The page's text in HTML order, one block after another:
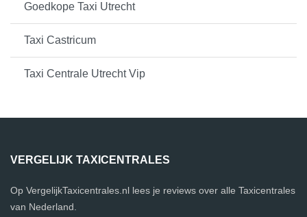
Goedkope Taxi Utrecht
Taxi Castricum
Taxi Centrale Utrecht Vip
VERGELIJK TAXICENTRALES
Op VergelijkTaxicentrales.nl lees je reviews over alle Taxicentrales
van Nederland.